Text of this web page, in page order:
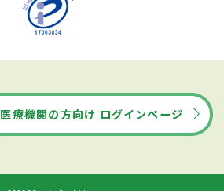
医療機関の方向け ログインページ